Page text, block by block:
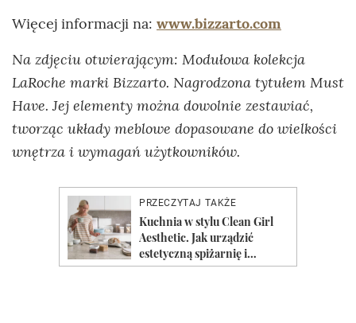
Więcej informacji na: www.bizzarto.com
Na zdjęciu otwierającym: Modułowa kolekcja
LaRoche marki Bizzarto. Nagrodzona tytułem Must
Have. Jej elementy można dowolnie zestawiać,
tworząc układy meblowe dopasowane do wielkości
wnętrza i wymagań użytkowników.